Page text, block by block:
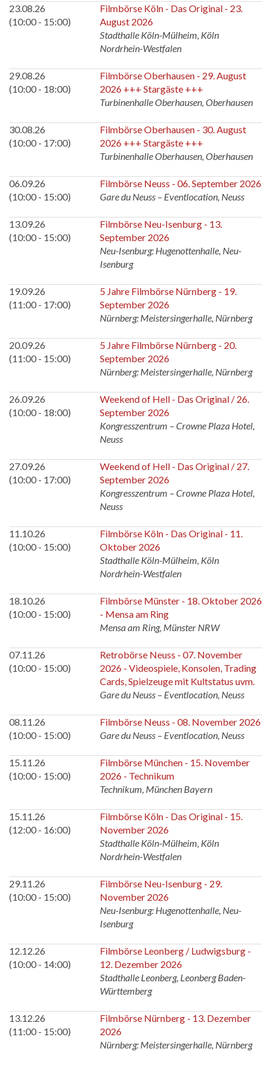
23.08.26
(10:00 - 15:00)
Filmbörse Köln - Das Original - 23.
August 2026
Stadthalle Köln-Mülheim, Köln
Nordrhein-Westfalen
29.08.26
(10:00 - 18:00)
Filmbörse Oberhausen - 29. August
2026 +++ Stargäste +++
Turbinenhalle Oberhausen, Oberhausen
30.08.26
(10:00 - 17:00)
Filmbörse Oberhausen - 30. August
2026 +++ Stargäste +++
Turbinenhalle Oberhausen, Oberhausen
06.09.26
(10:00 - 15:00)
Filmbörse Neuss - 06. September 2026
Gare du Neuss – Eventlocation, Neuss
13.09.26
(10:00 - 15:00)
Filmbörse Neu-Isenburg - 13.
September 2026
Neu-Isenburg: Hugenottenhalle, Neu-
Isenburg
19.09.26
(11:00 - 17:00)
5 Jahre Filmbörse Nürnberg - 19.
September 2026
Nürnberg: Meistersingerhalle, Nürnberg
20.09.26
(11:00 - 15:00)
5 Jahre Filmbörse Nürnberg - 20.
September 2026
Nürnberg: Meistersingerhalle, Nürnberg
26.09.26
(10:00 - 18:00)
Weekend of Hell - Das Original / 26.
September 2026
Kongresszentrum – Crowne Plaza Hotel,
Neuss
27.09.26
(10:00 - 17:00)
Weekend of Hell - Das Original / 27.
September 2026
Kongresszentrum – Crowne Plaza Hotel,
Neuss
11.10.26
(10:00 - 15:00)
Filmbörse Köln - Das Original - 11.
Oktober 2026
Stadthalle Köln-Mülheim, Köln
Nordrhein-Westfalen
18.10.26
(10:00 - 15:00)
Filmbörse Münster - 18. Oktober 2026
- Mensa am Ring
Mensa am Ring, Münster NRW
07.11.26
(10:00 - 15:00)
Retrobörse Neuss - 07. November
2026 - Videospiele, Konsolen, Trading
Cards, Spielzeuge mit Kultstatus uvm.
Gare du Neuss – Eventlocation, Neuss
08.11.26
(10:00 - 15:00)
Filmbörse Neuss - 08. November 2026
Gare du Neuss – Eventlocation, Neuss
15.11.26
(10:00 - 15:00)
Filmbörse München - 15. November
2026 - Technikum
Technikum, München Bayern
15.11.26
(12:00 - 16:00)
Filmbörse Köln - Das Original - 15.
November 2026
Stadthalle Köln-Mülheim, Köln
Nordrhein-Westfalen
29.11.26
(10:00 - 15:00)
Filmbörse Neu-Isenburg - 29.
November 2026
Neu-Isenburg: Hugenottenhalle, Neu-
Isenburg
12.12.26
(10:00 - 14:00)
Filmbörse Leonberg / Ludwigsburg -
12. Dezember 2026
Stadthalle Leonberg, Leonberg Baden-
Württemberg
13.12.26
(11:00 - 15:00)
Filmbörse Nürnberg - 13. Dezember
2026
Nürnberg: Meistersingerhalle, Nürnberg